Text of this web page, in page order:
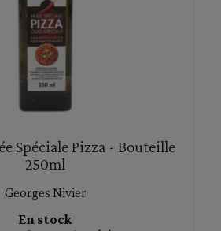
Spéciale Pizza - Bouteille
250ml
Georges Nivier
En stock